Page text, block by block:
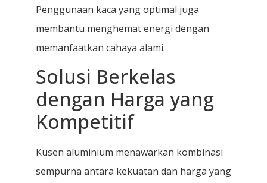
Penggunaan kaca yang optimal juga
membantu menghemat energi dengan
memanfaatkan cahaya alami.
Solusi Berkelas
dengan Harga yang
Kompetitif
Kusen aluminium menawarkan kombinasi
sempurna antara kekuatan dan harga yang